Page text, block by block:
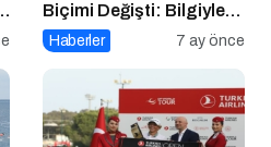
Biçimi Değişti: Bilgiyle
Para Kazananların Yeni
Haberler 7 ay önce